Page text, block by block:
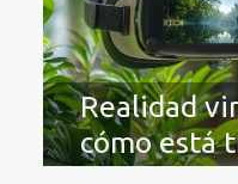
Realidad
cómo está